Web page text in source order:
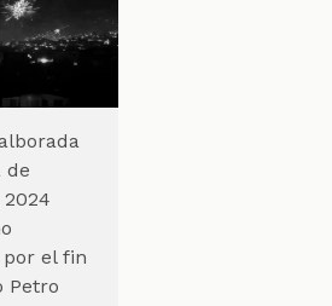
de
el fin
Petro